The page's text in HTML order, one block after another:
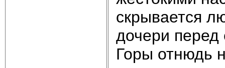
скрывается
дочери
Горы отнюдь